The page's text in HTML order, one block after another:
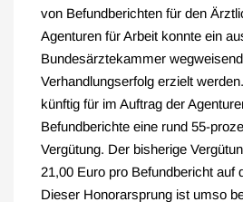
von Befundberichten für den
Agenturen für Arbeit konnte ein
Bundesärztekammer
Verhandlungserfolg erzielt
künftig für im Auftrag der
Befundberichte eine rund 55-
Vergütung. Der bisherige
21,00 Euro pro Befundbericht auf
Dieser Honorarsprung ist umso